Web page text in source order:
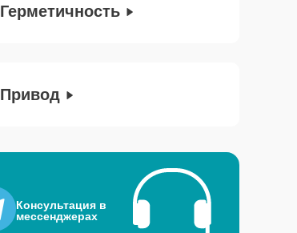
Герметичность
Привод
Консультация в
мессенджерах